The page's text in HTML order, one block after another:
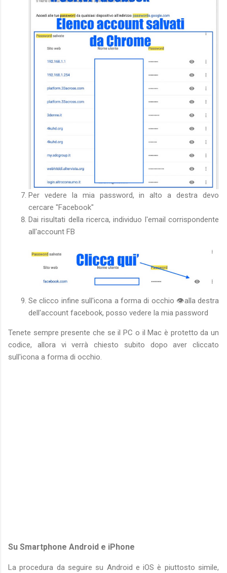
Per vedere la mia password, in alto a destra devo
cercare "Facebook"
Dai risultati della ricerca, individuo l'email corrispondente
all'account FB
Se clicco infine sull'icona a forma di occhio 👁alla destra
dell'account facebook, posso vedere la mia password
Tenete sempre presente che se il PC o il Mac è protetto da un
codice, allora vi verrà chiesto subito dopo aver cliccato
sull'icona a forma di occhio.
Su Smartphone Android e iPhone
La procedura da seguire su Android e iOS è piuttosto simile,